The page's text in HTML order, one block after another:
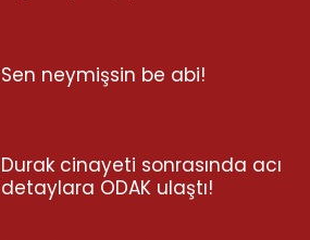
Sen neymişsin be abi!
Durak cinayeti sonrasında acı
detaylara ODAK ulaştı!